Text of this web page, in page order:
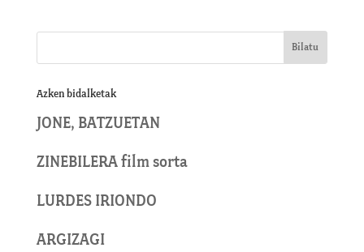
Azken bidalketak
JONE, BATZUETAN
ZINEBILERA film sorta
LURDES IRIONDO
ARGIZAGI